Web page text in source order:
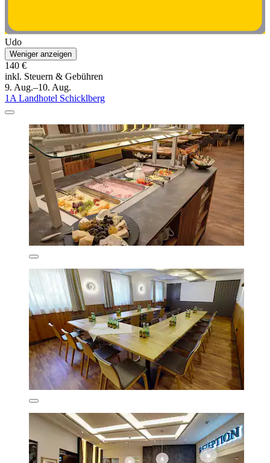
Udo
Weniger anzeigen
140 €
inkl. Steuern & Gebühren
9. Aug.–10. Aug.
1A Landhotel Schicklberg